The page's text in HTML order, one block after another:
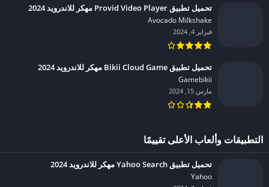
تحميل تطبيق Provid Video Player مهكر للاندرويد 2024
Avocado Milkshake‏
فبراير 4, 2024
تحميل تطبيق Bikii Cloud Game مهكر للاندرويد 2024
Gamebikii‏
مارس 15, 2024
التطبيقات وألعاب الأعلى تقييمًا
تحميل تطبيق Yahoo Search مهكر للاندرويد 2024
Yahoo‏